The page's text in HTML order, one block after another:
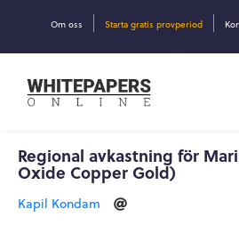
Om oss Starta gratis provperiod
Regional avkastning för
Oxide Copper Gold)
Kapil Kondam